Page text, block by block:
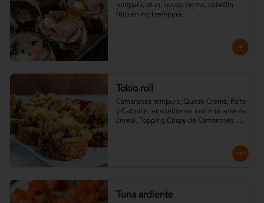
tempura, atún, queso crema, cebollín
frito en nori tempura.
Tokio roll
Camarones tempura, Queso Crema, Palta
y Cebollin, envueltos en nori crocante de
cereal, Topping Crispy de Camarones.
Tuna ardiente